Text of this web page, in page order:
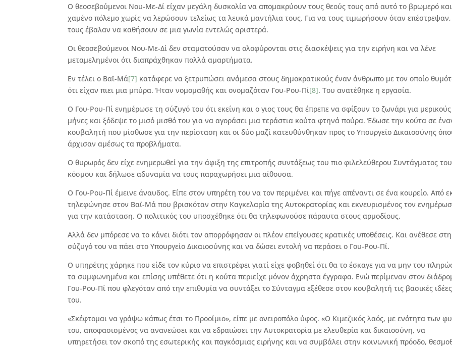
Ο θεοσεβoύμενοι Νου-Με-Δί είχαν μεγάλη δυσκολία να απομακρύουν τους θεούς τους από αυτό το βρωμερό και
χαμένο πόλεμο χωρίς να λερώσουν τελείως τα λευκά μαντήλια τους. Για να τους τιμωρήσουν όταν επέστρεψαν,
τους έβαλαν να καθήσουν σε μια γωνία εντελώς αριστερά.
Οι θεοσεβούμενοι Νου-Με-Δί δεν σταματούσαν να ολοφύρονται στις διασκέψεις για την ειρήνη και να λένε
μεταμελημένοι ότι διαπράχθηκαν πολλά αμαρτήματα.
Εν τέλει ο Βαϊ-Μά[7] κατάφερε να ξετρυπώσει ανάμεσα στους δημοκρατικούς έναν άνθρωπο με τον οποίο
ότι είχαν πιει μια μπύρα. Ήταν νομομαθής και ονομαζόταν Γου-Ρου-Πί[8]. Του ανατέθηκε η εργασία.
Ο Γου-Ρου-Πί ενημέρωσε τη σύζυγό του ότι εκείνη και ο γιος τους θα έπρεπε να σφίξουν το ζωνάρι για μερικούς
μήνες και ξόδεψε το μισό μισθό του για να αγοράσει μια τεράστια κούτα φτηνά πούρα. Έδωσε την κούτα σε
κουβαλητή που μίσθωσε για την περίσταση και οι δύο μαζί κατευθύνθηκαν προς το Υπουργείο Δικαιοσύνης
άρχισαν αμέσως τα προβλήματα.
Ο θυρωρός δεν είχε ενημερωθεί για την άφιξη της επιτροπής συντάξεως του πιο φιλελεύθερου Συντάγματος του
κόσμου και δήλωσε αδυναμία να τους παραχωρήσει μια αίθουσα.
Ο Γου-Ρου-Πί έμεινε άναυδος. Είπε στον υπηρέτη του να τον περιμένει και πήγε απέναντι σε ένα κουρείο. Από
τηλεφώνησε στον Βαϊ-Μά που βρισκόταν στην Καγκελαρία της Αυτοκρατορίας και εκνευρισμένος τον
για την κατάσταση. Ο πολιτικός του υποσχέθηκε ότι θα τηλεφωνούσε πάραυτα στους αρμοδίους.
Αλλά δεν μπόρεσε να το κάνει διότι τον απορρόφησαν οι πλέον επείγουσες κρατικές υποθέσεις. Και ανέθεσε στη
σύζυγό του να πάει στο Υπουργείο Δικαιοσύνης και να δώσει εντολή να περάσει ο Γου-Ρου-Πί.
Ο υπηρέτης χάρηκε που είδε τον κύριο να επιστρέφει γιατί είχε φοβηθεί ότι θα το έσκαγε για να μην του
τα συμφωνημένα και επίσης υπέθετε ότι η κούτα περιείχε μόνον άχρηστα έγγραφα. Ενώ περίμεναν στον
Γου-Ρου-Πί που φλεγόταν από την επιθυμία να συντάξει το Σύνταγμα εξέθεσε στον κουβαλητή τις βασικές ιδέες
του.
«Σκέφτομαι να γράψω κάπως έτσι το Προοίμιο», είπε με ονειροπόλο ύφος. «Ο Κιμεζικός λαός, με ενότητα των
του, αποφασισμένος να ανανεώσει και να εδραιώσει την Αυτοκρατορία με ελευθερία και δικαιοσύνη, να
υπηρετήσει τον σκοπό της εσωτερικής και παγκόσμιας ειρήνης και να συμβάλει στην κοινωνική πρόοδο,